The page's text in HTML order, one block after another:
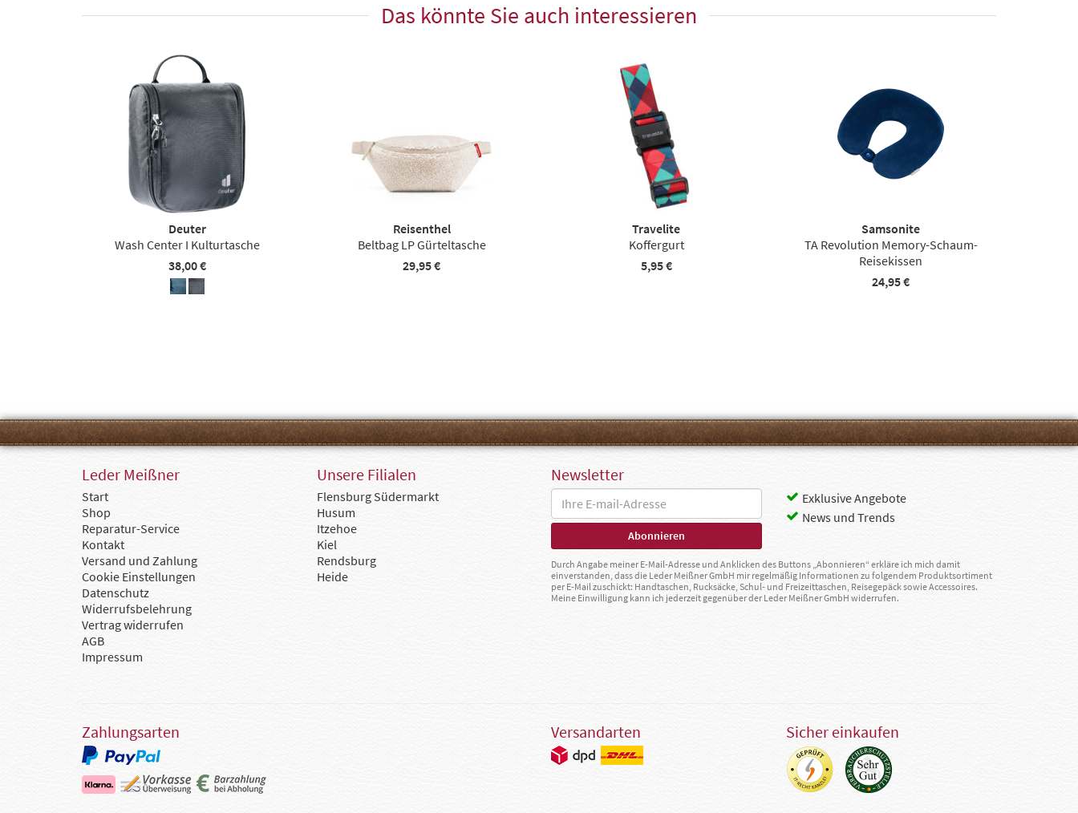
Das könnte Sie auch interessieren
Deuter
Wash Center I Kulturtasche
38,00 €
Reisenthel
Beltbag LP Gürteltasche
29,95 €
Travelite
Koffergurt
5,95 €
Samsonite
TA Revolution Memory-Schaum-
Reisekissen
24,95 €
Leder Meißner
Start
Shop
Reparatur-Service
Kontakt
Versand und Zahlung
Cookie Einstellungen
Datenschutz
Widerrufsbelehrung
Vertrag widerrufen
AGB
Impressum
Unsere Filialen
Flensburg Südermarkt
Husum
Itzehoe
Kiel
Rendsburg
Heide
Newsletter
Exklusive Angebote
News und Trends
Durch Angabe meiner E-Mail-Adresse und Anklicken des Buttons „Abonnieren“ erkläre ich mich damit
einverstanden, dass die Leder Meißner GmbH mir regelmäßig Informationen zu folgendem Produktsortiment
per E-Mail zuschickt: Handtaschen, Rucksäcke, Schul- und Freizeittaschen, Reisegepäck sowie Accessoires.
Meine Einwilligung kann ich jederzeit gegenüber der Leder Meißner GmbH widerrufen.
Zahlungsarten Versandarten Sicher einkaufen